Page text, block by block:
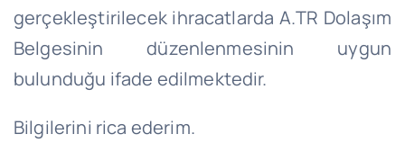
gerçekleştirilecek ihracatlarda A.TR Dolaşım
Belgesinin düzenlenmesinin uygun
bulunduğu ifade edilmektedir.
Bilgilerini rica ederim.